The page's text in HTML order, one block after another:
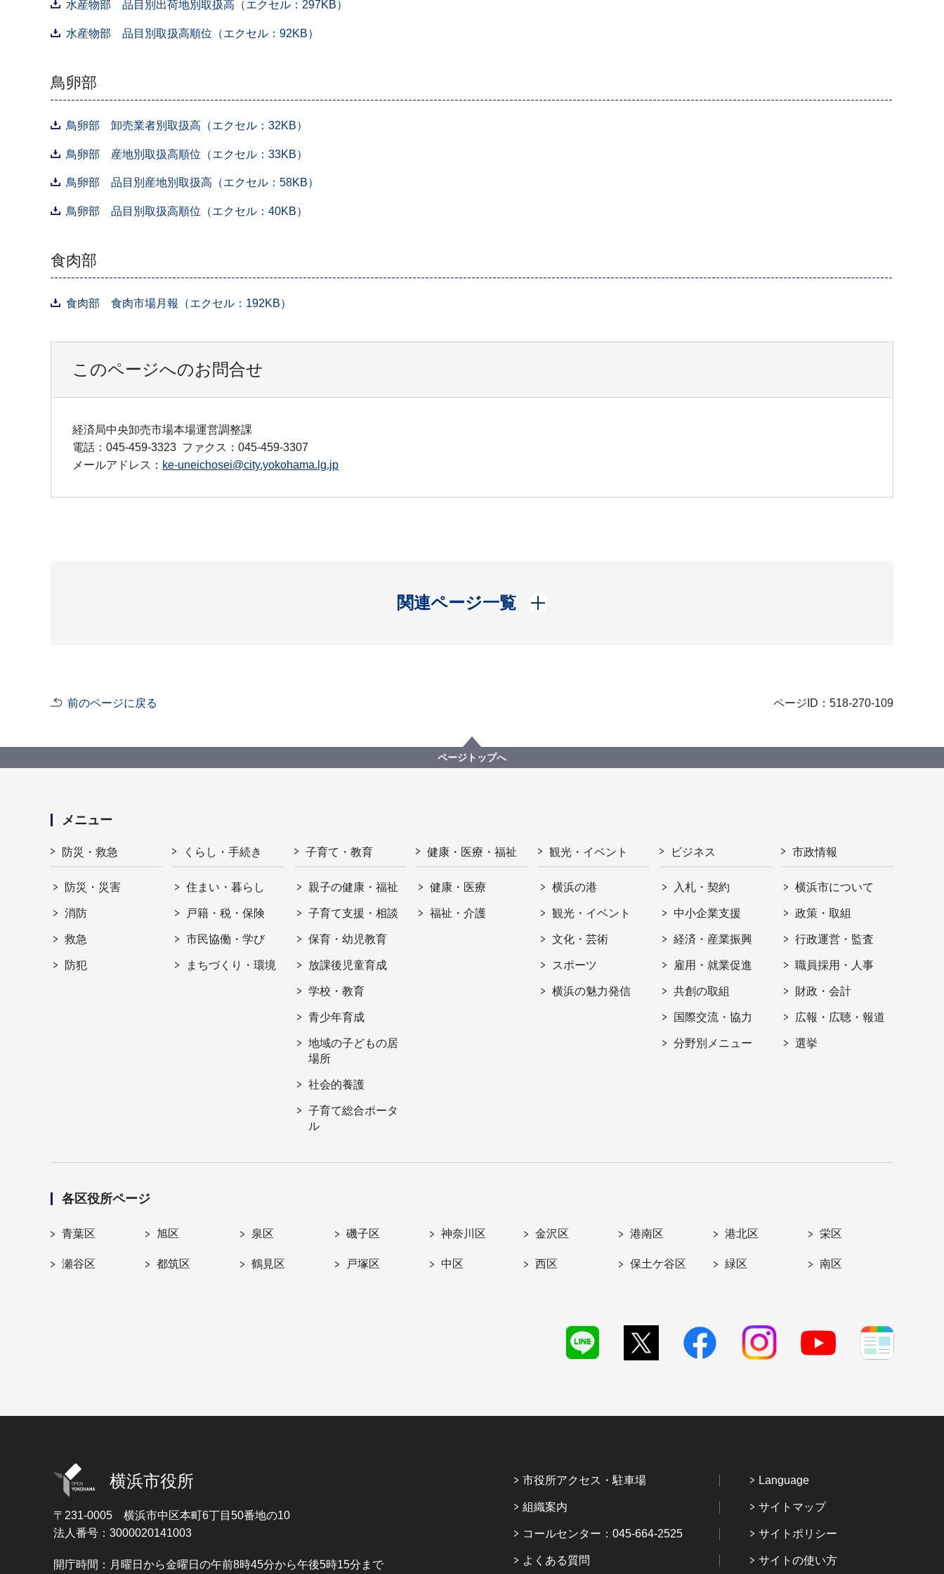
水産物部 品目別出荷地別取扱高（エクセル：297KB）
水産物部 品目別取扱高順位（エクセル：92KB）
鳥卵部
鳥卵部 卸売業者別取扱高（エクセル：32KB）
鳥卵部 産地別取扱高順位（エクセル：33KB）
鳥卵部 品目別産地別取扱高（エクセル：58KB）
鳥卵部 品目別取扱高順位（エクセル：40KB）
食肉部
食肉部 食肉市場月報（エクセル：192KB）
このページへのお問合せ
経済局中央卸売市場本場運営調整課
電話：045-459-3323 ファクス：045-459-3307
メールアドレス： ke-uneichosei@city.yokohama.lg.jp
関連ページ一覧
開く
前のページに戻る ページID：518-270-109
ページトップへ
メニュー
防災・救急
防災・災害
消防
救急
防犯
くらし・手続き
住まい・暮らし
戸籍・税・保険
市民協働・学び
まちづくり・環境
子育て・教育
親子の健康・福祉
子育て支援・相談
保育・幼児教育
放課後児童育成
学校・教育
青少年育成
地域の子どもの居
場所
社会的養護
子育て総合ポータ
ル
健康・医療・福祉
健康・医療
福祉・介護
観光・イベント
横浜の港
観光・イベント
文化・芸術
スポーツ
横浜の魅力発信
ビジネス
入札・契約
中小企業支援
経済・産業振興
雇用・就業促進
共創の取組
国際交流・協力
分野別メニュー
市政情報
横浜市について
政策・取組
行政運営・監査
職員採用・人事
財政・会計
広報・広聴・報道
選挙
各区役所ページ
青葉区 旭区 泉区 磯子区 神奈川区 金沢区 港南区 港北区 栄区
瀬谷区 都筑区 鶴見区 戸塚区 中区 西区 保土ケ谷区 緑区 南区
横浜市役所
〒231-0005 横浜市中区本町6丁目50番地の10
法人番号：3000020141003
開庁時間：月曜日から金曜日の午前8時45分から午後5時15分まで
市役所アクセス・駐車場
組織案内
コールセンター：045-664-2525
よくある質問
Language
サイトマップ
サイトポリシー
サイトの使い方